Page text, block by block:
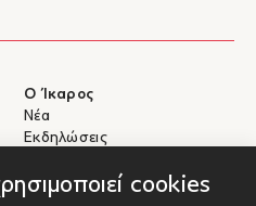
cookies
Ο Ίκαρος
Νέα
Εκδηλώσεις